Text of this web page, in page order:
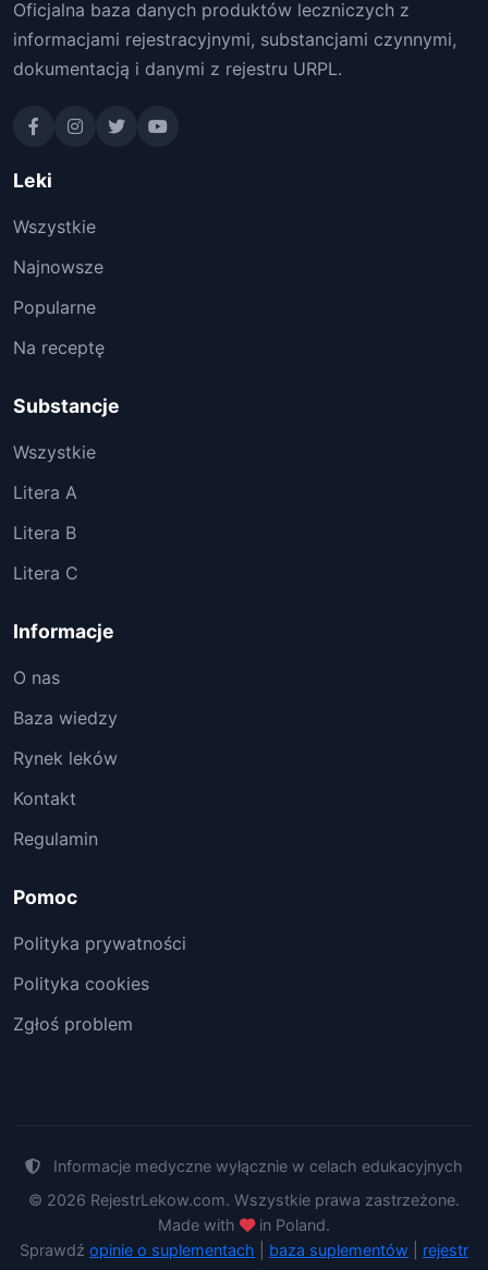
Oficjalna baza danych produktów leczniczych z
informacjami rejestracyjnymi, substancjami czynnymi,
dokumentacją i danymi z rejestru URPL.
Leki
Wszystkie
Najnowsze
Popularne
Na receptę
Substancje
Wszystkie
Litera A
Litera B
Litera C
Informacje
O nas
Baza wiedzy
Rynek leków
Kontakt
Regulamin
Pomoc
Polityka prywatności
Polityka cookies
Zgłoś problem
Informacje medyczne wyłącznie w celach edukacyjnych
© 2026 RejestrLekow.com. Wszystkie prawa zastrzeżone.
Made with
in Poland.
Sprawdź opinie o suplementach baza suplementów
rejestr